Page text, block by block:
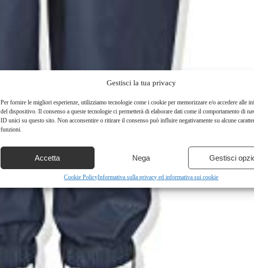
Gestisci la tua privacy
Per fornire le migliori esperienze, utilizziamo tecnologie come i cookie per memorizzare e/o accedere alle
del dispositivo. Il consenso a queste tecnologie ci permetterà di elaborare dati come il comportamento di
ID unici su questo sito. Non acconsentire o ritirare il consenso può influire negativamente su alcune
funzioni.
Accetta Nega Gestisci
Cookie PolicyInformativa sulla privacy ed informativa sui cookie